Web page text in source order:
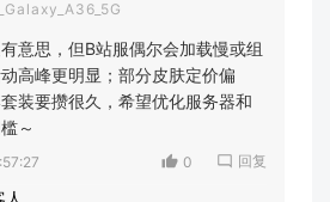
意思，但B站服偶尔会加载慢或组
高峰更明显；部分皮肤定价偏
装要攒很久，希望优化服务器和
～
0 回复
人